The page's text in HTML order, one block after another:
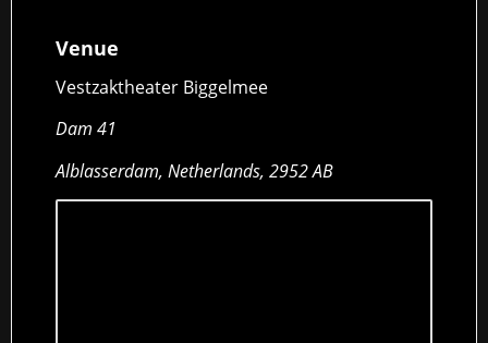
Venue
Vestzaktheater Biggelmee
Dam 41
Alblasserdam, Netherlands, 2952 AB